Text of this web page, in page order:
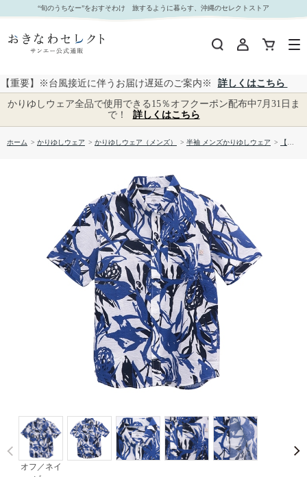
【送料無料】アダンフルーツ柄 サッカー生地 かりゆしウェアP1025-10｜おきなわセレクト サン
エー公式通販
“旬のうちなー”をおすそわけ 旅するように暮らす、沖縄のセレクトストア
【重要】※台風接近に伴うお届け遅延のご案内※
詳しくはこちら
かりゆしウェア全品で使用できる15％オフクーポン配布中7月31日ま
で！
詳しくはこちら
ホーム > かりゆしウェア > かりゆしウェア（メンズ） > 半袖 メンズかりゆしウェア > 【送料無料】アダンフルーツ柄 サッカー生地 かりゆしウェアP1025-10
オフ／ネイ
Prev